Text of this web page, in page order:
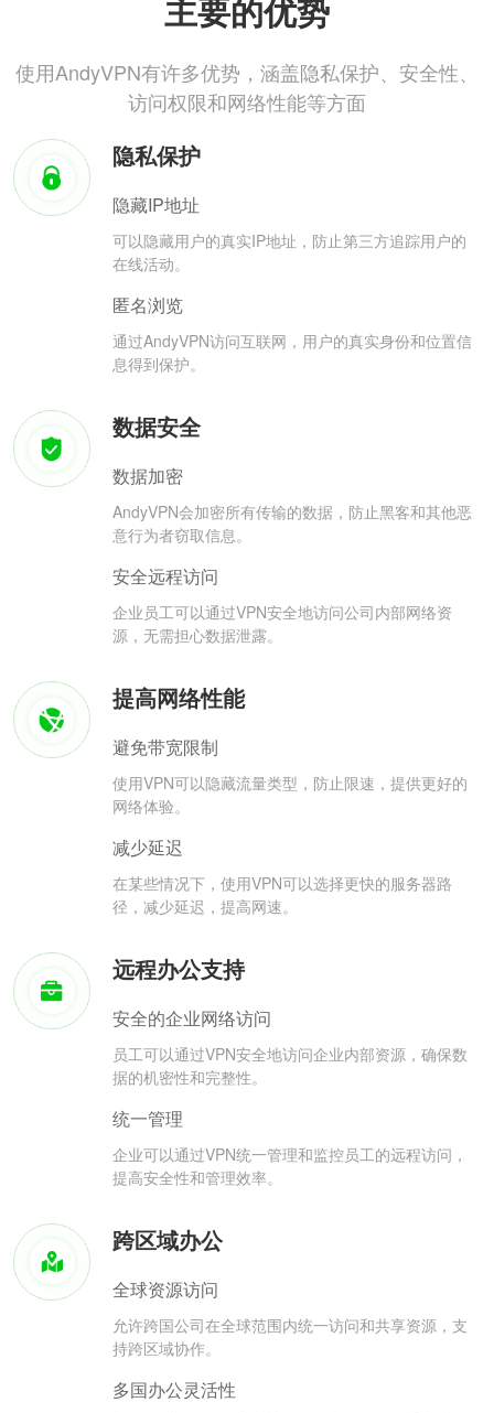
主要的优势
使用AndyVPN有许多优势，涵盖隐私保护、安全性、
访问权限和网络性能等方面
隐私保护
隐藏IP地址
可以隐藏用户的真实IP地址，防止第三方追踪用户的
在线活动。
匿名浏览
通过AndyVPN访问互联网，用户的真实身份和位置信
息得到保护。
数据安全
数据加密
AndyVPN会加密所有传输的数据，防止黑客和其他恶
意行为者窃取信息。
安全远程访问
企业员工可以通过VPN安全地访问公司内部网络资
源，无需担心数据泄露。
提高网络性能
避免带宽限制
使用VPN可以隐藏流量类型，防止限速，提供更好的
网络体验。
减少延迟
在某些情况下，使用VPN可以选择更快的服务器路
径，减少延迟，提高网速。
远程办公支持
安全的企业网络访问
员工可以通过VPN安全地访问企业内部资源，确保数
据的机密性和完整性。
统一管理
企业可以通过VPN统一管理和监控员工的远程访问，
提高安全性和管理效率。
跨区域办公
全球资源访问
允许跨国公司在全球范围内统一访问和共享资源，支
持跨区域协作。
多国办公灵活性